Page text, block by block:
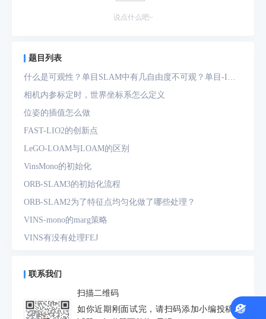
说点什么吧~
题目列表
什么是可观性？单目SLAM中有几自由度不可观？单目-IMU
系统中有几自由度不可观？
相机内参标定时，世界坐标系怎么定义
位姿的插值怎么做
FAST-LIO2的创新点
LeGO-LOAM与LOAM的区别
VinsMono的初始化
ORB-SLAM3的初始化流程
ORB-SLAM2为了特征点均匀化做了哪些处理？
VINS-mono的marg策略
VINS有没有处理FEJ
预积分中的bias如何处理
为什么要进行预积分
IMU测量方程是什么？噪声模型是什么？
联系我们
扫描二维码
如你近期刚面试完，请扫码添加小编投稿面